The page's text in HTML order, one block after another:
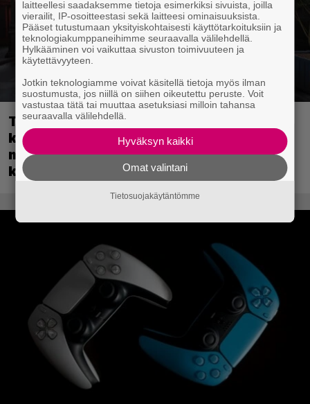
Tulevassa ajopelissä voi kokea
kyytipalveluyrittäjän arjen – jokaisella
matkustajalla on oma hulvaton,
koskettava tai outo tarinansa
laitteellesi saadaksemme tietoja esimerkiksi sivuista, joilla
vierailit, IP-osoitteestasi sekä laitteesi ominaisuuksista.
Pääset tutustumaan yksityiskohtaisesti käyttötarkoituksiin ja
teknologiakumppaneihimme seuraavalla välilehdellä.
Hylkääminen voi vaikuttaa sivuston toimivuuteen ja
käytettävyyteen.
Jotkin teknologiamme voivat käsitellä tietoja myös ilman
suostumusta, jos niillä on siihen oikeutettu peruste. Voit
vastustaa tätä tai muuttaa asetuksiasi milloin tahansa
seuraavalla välilehdellä.
Hyväksyn kaikki
Omat valintani
Tietosuojakäytäntömme